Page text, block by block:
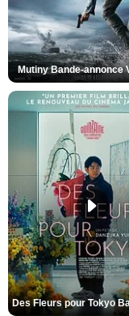
Mutiny Bande-annonce